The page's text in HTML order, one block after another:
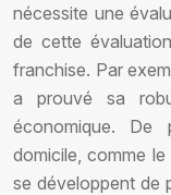
nécessite une
de cette
franchise. Par
a prouvé sa
économique.
domicile, comme le
se développent de